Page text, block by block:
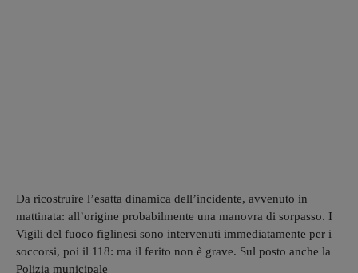
Da ricostruire l’esatta dinamica dell’incidente, avvenuto in
mattinata: all’origine probabilmente una manovra di sorpasso. I
Vigili del fuoco figlinesi sono intervenuti immediatamente per i
soccorsi, poi il 118: ma il ferito non è grave. Sul posto anche la
Polizia municipale